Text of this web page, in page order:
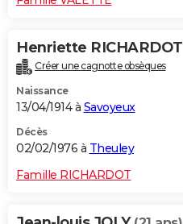
Henriette RICHARDOT
Créer une cagnotte obsèques
Naissance
13/04/1914 à Savoyeux
Décès
02/02/1976 à Theuley
Famille RICHARDOT